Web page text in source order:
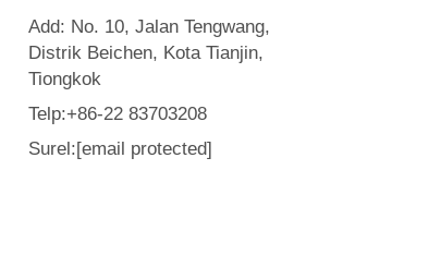
Add: No. 10, Jalan Tengwang,
Distrik Beichen, Kota Tianjin,
Tiongkok
Telp:+86-22 83703208
Surel:[email protected]